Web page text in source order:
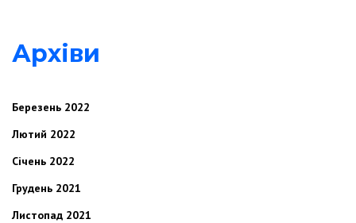
Архіви
Березень 2022
Лютий 2022
Січень 2022
Грудень 2021
Листопад 2021